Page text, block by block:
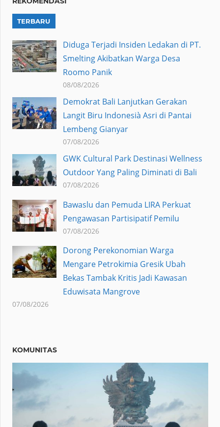
TERBARU
Diduga Terjadi Insiden Ledakan di PT.
Smelting Akibatkan Warga Desa
Roomo Panik
08/08/2026
Demokrat Bali Lanjutkan Gerakan
Langit Biru Indonesià Asri di Pantai
Lembeng Gianyar
07/08/2026
GWK Cultural Park Destinasi Wellness
Outdoor Yang Paling Diminati di Bali
07/08/2026
Bawaslu dan Pemuda LIRA Perkuat
Pengawasan Partisipatif Pemilu
07/08/2026
Dorong Perekonomian Warga
Mengare Petrokimia Gresik Ubah
Bekas Tambak Kritis Jadi Kawasan
Eduwisata Mangrove
07/08/2026
KOMUNITAS